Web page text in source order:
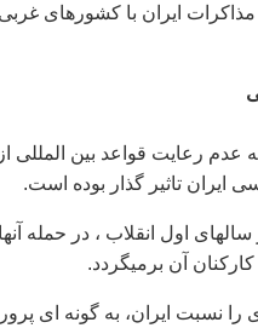
ايران با کشورهای
رعايت قواعد بين المللی از
تاثير گذار بوده است.
اول انقلاب ، در حمله
آن برميگردد.
نسبت ايران، به گونه ای